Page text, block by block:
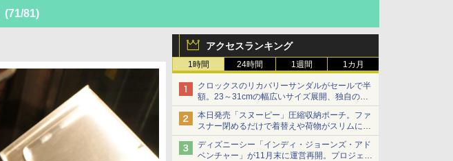
(71/81)
アクセスランキング
1時間 24時間 1週間 1カ月
クロックスのリカバリーサンダルがセールで半
額。23～31cmの幅広いサイズ展開、独自のク
ッション素材を採用
本日発売「スヌーピー」圧縮収納ポーチ。ファ
スナー閉めるだけで着替えや荷物がスリムにま
とまる
ディズニーシー「インディ・ジョーンズ・アド
ベンチャー」が11月末に運営再開。プロジェク